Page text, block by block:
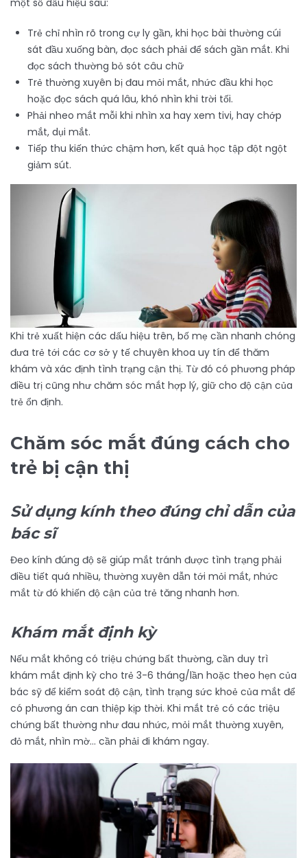
Trẻ chỉ nhìn rõ trong cự ly gần, khi học bài thường cúi
sát đầu xuống bàn, đọc sách phải để sách gần mắt. Khi
đọc sách thường bỏ sót câu chữ
Trẻ thường xuyên bị đau mỏi mắt, nhức đầu khi học
hoặc đọc sách quá lâu, khó nhìn khi trời tối.
Phải nheo mắt mỗi khi nhìn xa hay xem tivi, hay chớp
mắt, dụi mắt.
Tiếp thu kiến thức chậm hơn, kết quả học tập đột ngột
giảm sút.
Khi trẻ xuất hiện các dấu hiệu trên, bố mẹ cần nhanh chóng
đưa trẻ tới các cơ sở y tế chuyên khoa uy tín để thăm
khám và xác định tình trạng cận thị. Từ đó có phương pháp
điều trị cũng như chăm sóc mắt hợp lý, giữ cho độ cận của
trẻ ổn định.
Chăm sóc mắt đúng cách cho
trẻ bị cận thị
Sử dụng kính theo đúng chỉ dẫn của
bác sĩ
Đeo kính đúng độ sẽ giúp mắt tránh được tình trạng phải
điều tiết quá nhiều, thường xuyên dẫn tới mỏi mắt, nhức
mắt từ đó khiến độ cận của trẻ tăng nhanh hơn.
Khám mắt định kỳ
Nếu mắt không có triệu chứng bất thường, cần duy trì
khám mắt định kỳ cho trẻ 3-6 tháng/lần hoặc theo hẹn của
bác sỹ để kiểm soát độ cận, tình trạng sức khoẻ của mắt để
có phương án can thiệp kịp thời. Khi mắt trẻ có các triệu
chứng bất thường như đau nhức, mỏi mắt thường xuyên,
đỏ mắt, nhìn mờ… cần phải đi khám ngay.